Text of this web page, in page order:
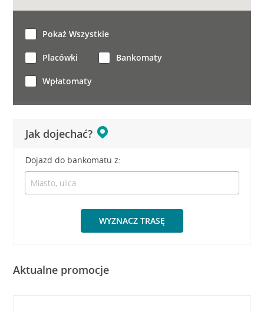
Jak dojechać?
Dojazd do bankomatu z:
WYZNACZ TRASĘ
Pokaż Wszystkie
Placówki Bankomaty
Wpłatomaty
Aktualne promocje